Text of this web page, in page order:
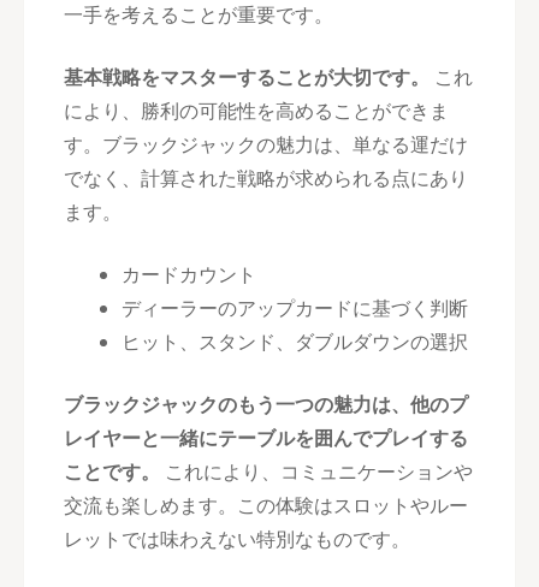
一手を考えることが重要です。
基本戦略をマスターすることが大切です。
これ
により、勝利の可能性を高めることができま
す。ブラックジャックの魅力は、単なる運だけ
でなく、計算された戦略が求められる点にあり
ます。
カードカウント
ディーラーのアップカードに基づく判断
ヒット、スタンド、ダブルダウンの選択
ブラックジャックのもう一つの魅力は、他のプ
レイヤーと一緒にテーブルを囲んでプレイする
ことです。
これにより、コミュニケーションや
交流も楽しめます。この体験はスロットやルー
レットでは味わえない特別なものです。